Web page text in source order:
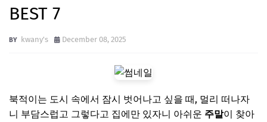
BEST 7
kwany's December 08, 2025
북적이는 도시 속에서 잠시 벗어나고 싶을 때, 멀리 떠나자
니 부담스럽고 그렇다고 집에만 있자니 아쉬운 주말이 찾아